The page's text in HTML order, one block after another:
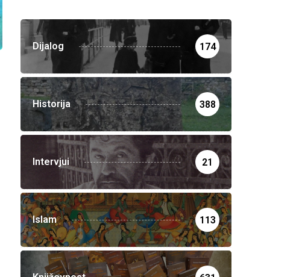
Dijalog 174
Historija 388
Intervjui 21
Islam 113